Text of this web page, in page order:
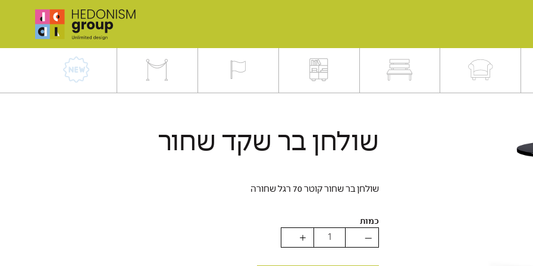
שולחן בר שקד שחור
שולחן בר שחור קוטר 70 רגל שחורה
כמות